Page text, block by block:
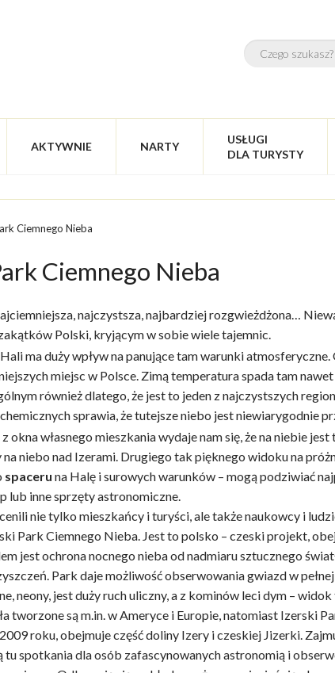
AKTYWNIE NARTY
USŁUGI
DLA TURYSTY
Ciemnego Nieba
Ciemnego Nieba
najczystsza, najbardziej rozgwieżdżona…
Polski, kryjącym w sobie wiele tajemnic.
Hali ma duży wpływ na panujące tam warunki
miejsc w Polsce. Zimą temperatura spada tam
również dlatego, że jest to jeden z najczystszych
sprawia, że tutejsze niebo jest niewiarygodnie
okna własnego mieszkania wydaje nam się, że na niebie
niebo nad Izerami. Drugiego tak pięknego widoku na
spaceru na Halę i surowych warunków – mogą podziwiać
lub inne sprzęty astronomiczne.
nie tylko mieszkańcy i turyści, ale także naukowcy i
Park Ciemnego Nieba. Jest to polsko – czeski projekt,
jest ochrona nocnego nieba od nadmiaru sztucznego
Park daje możliwość obserwowania gwiazd w
neony, jest duży ruch uliczny, a z kominów leci dym –
tworzone są m.in. w Ameryce i Europie, natomiast Izerski
roku, obejmuje część doliny Izery i czeskiej Jizerki.
tu spotkania dla osób zafascynowanych astronomią i